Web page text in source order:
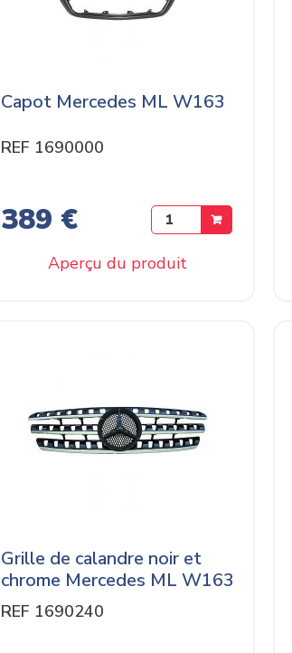
Capot Mercedes ML W163
REF 1690000
389 €
Aperçu du produit
Grille de calandre noir et
chrome Mercedes ML W163
REF 1690240